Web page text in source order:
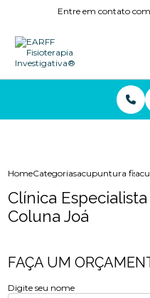
Entre em contato com
HomeCategoriasacupuntura
Clínica
Coluna Joá
FAÇA UM
Digite seu nome